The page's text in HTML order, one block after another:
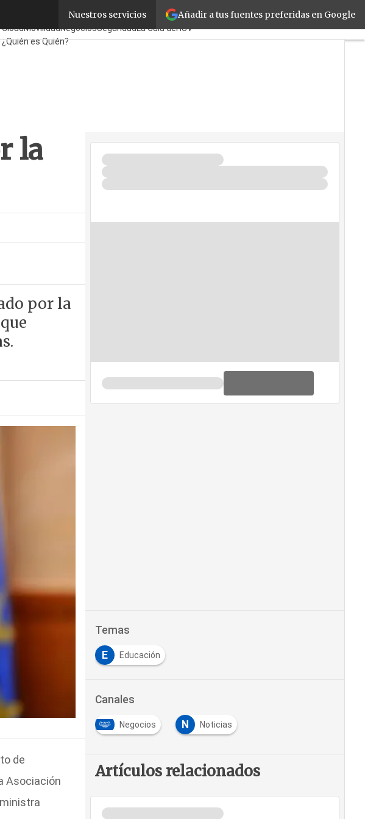
Añadir a tus fuentes preferidas en Google
Nuestros servicios
MayoristasTicPymesCorporateRetail
CloudMovilidadNegociosSeguridadLa Guía del ISV
¿Quién es Quién?
la
por la
de
Asociación
Temas
E Educación
Canales
Negocios N Noticias
Artículos relacionados